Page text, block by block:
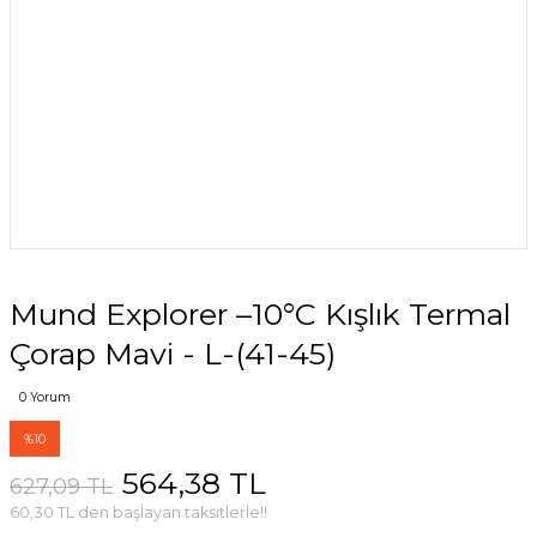
Mund Explorer –10°C Kışlık Termal
Çorap Mavi - L-(41-45)
0 Yorum
%10
627,09 TL 564,38 TL
60,30 TL den başlayan taksitlerle!!